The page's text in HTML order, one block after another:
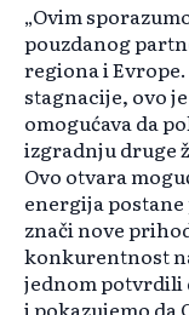
„Ovim
pouzdanog
regiona i
stagnacije, ovo
omogućava da
izgradnju druge
Ovo otvara
energija
znači nove
konkurentnost
jednom potvrdili